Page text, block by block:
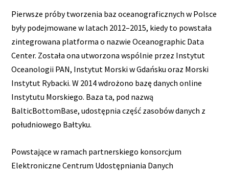
Pierwsze próby tworzenia baz oceanograficznych w Polsce
były podejmowane w latach 2012–2015, kiedy to powstała
zintegrowana platforma o nazwie Oceanographic Data
Center. Została ona utworzona wspólnie przez Instytut
Oceanologii PAN, Instytut Morski w Gdańsku oraz Morski
Instytut Rybacki. W 2014 wdrożono bazę danych online
Instytutu Morskiego. Baza ta, pod nazwą
BalticBottomBase, udostępnia część zasobów danych z
południowego Bałtyku.
Powstające w ramach partnerskiego konsorcjum
Elektroniczne Centrum Udostępniania Danych